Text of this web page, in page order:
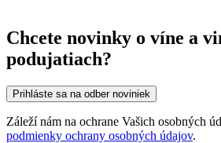
Chcete novinky o víne a
podujatiach?
Prihláste sa na odber noviniek
Záleží nám na ochrane Vašich osobných
podmienky ochrany osobných údajov.